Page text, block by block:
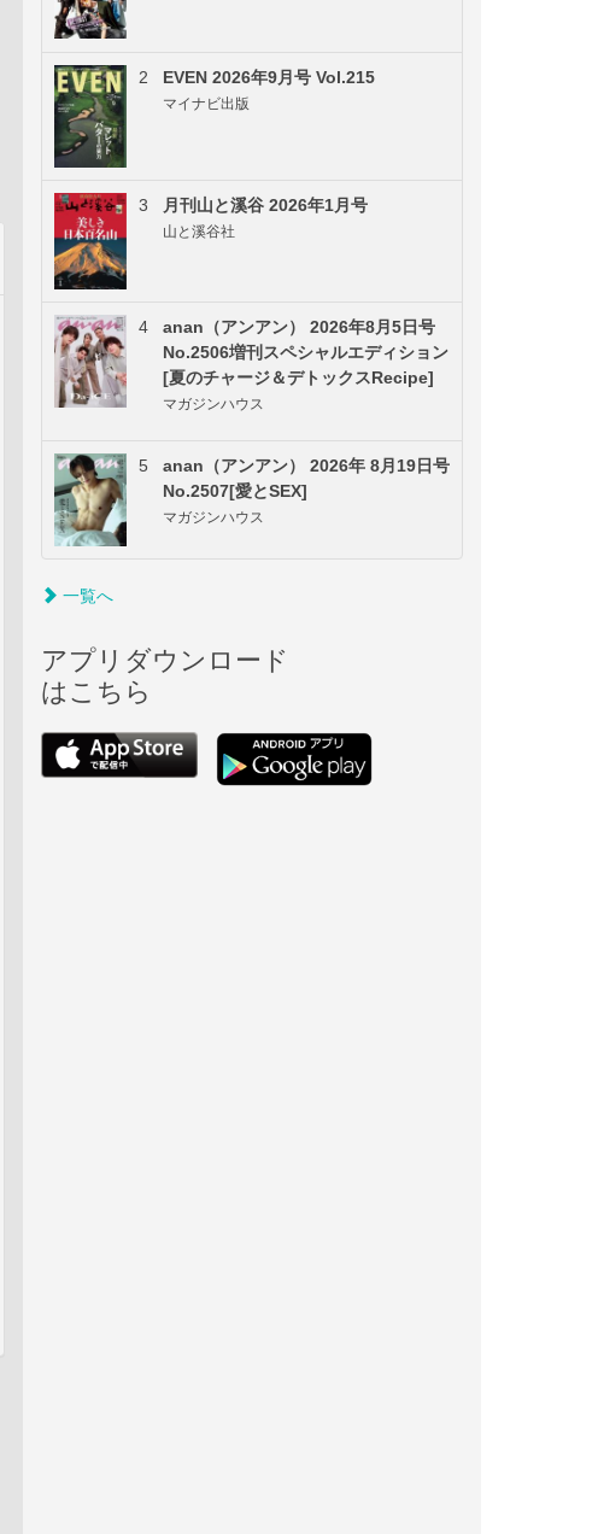
2 EVEN 2026年9月号 Vol.215
マイナビ出版
3 月刊山と溪谷 2026年1月号
山と溪谷社
4
anan（アンアン） 2026年8月5日号
No.2506増刊スペシャルエディション
[夏のチャージ＆デトックスRecipe]
マガジンハウス
5
anan（アンアン） 2026年 8月19日号
No.2507[愛とSEX]
マガジンハウス
一覧へ
アプリダウンロード
はこちら